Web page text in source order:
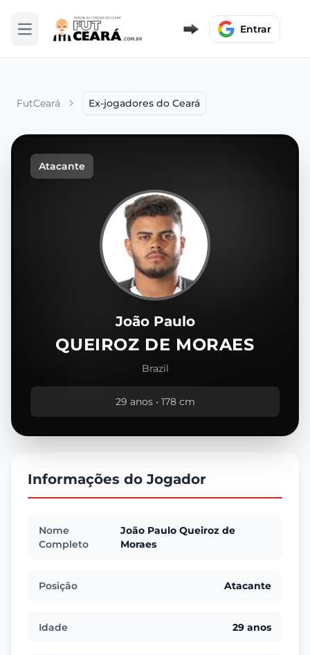
Abrir menu Entrar
FutCeará Ex-jogadores do Ceará
Atacante
João Paulo
QUEIROZ DE MORAES
Brazil
29 anos • 178 cm
Informações do Jogador
Nome
Completo
João Paulo Queiroz de
Moraes
Posição Atacante
Idade 29 anos